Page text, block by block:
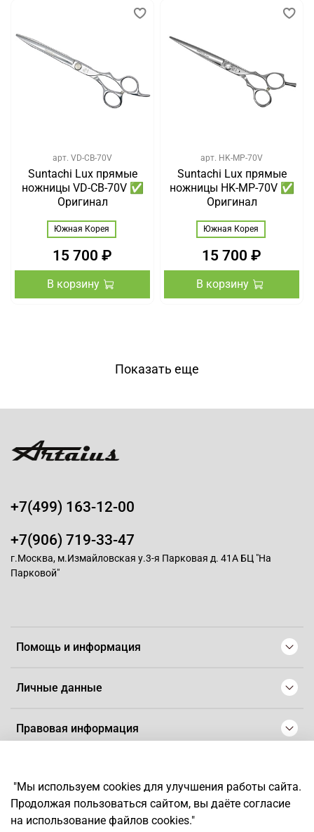
арт. VD-CB-70V
Suntachi Lux прямые
ножницы VD-CB-70V ✅
Оригинал
Южная Корея
15 700 ₽
В корзину
арт. HK-MP-70V
Suntachi Lux прямые
ножницы HK-MP-70V ✅
Оригинал
Южная Корея
15 700 ₽
В корзину
Показать еще
Помощь и информация
Личные данные
Правовая информация
+7(499) 163-12-00
+7(906) 719-33-47
г.Москва, м.Измайловская у.3-я Парковая д. 41А БЦ "На
Парковой"
*Любое использование контента без письменного разрешения
запрещено
"Мы используем cookies для улучшения работы сайта.
Продолжая пользоваться сайтом, вы даёте согласие
на использование файлов cookies."